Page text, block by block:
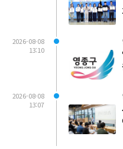
2026-08-08
13:10
2026-08-08
13:07